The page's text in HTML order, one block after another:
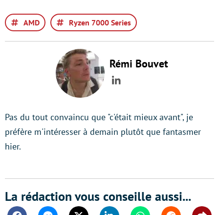
AMD Ryzen 7000 Series
Rémi Bouvet
LinkedIn
Pas du tout convaincu que "c'était mieux avant", je
préfère m'intéresser à demain plutôt que fantasmer
hier.
La rédaction vous conseille aussi...